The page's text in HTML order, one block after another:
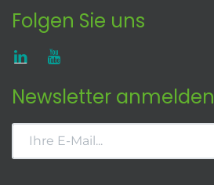
Folgen Sie uns
Newsletter anmelden